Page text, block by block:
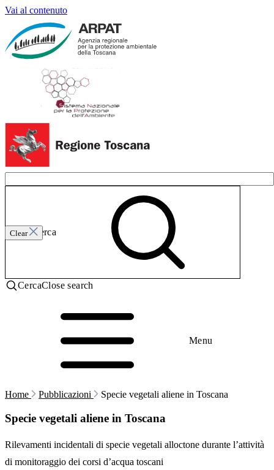
Vai al contenuto
Clear
Invia ricerca
CercaClose search
Menu
Home Pubblicazioni Specie vegetali aliene in Toscana
Specie vegetali aliene in Toscana
Rilevamenti incidentali di specie vegetali alloctone durante l’attività
di monitoraggio dei corsi d’acqua toscani